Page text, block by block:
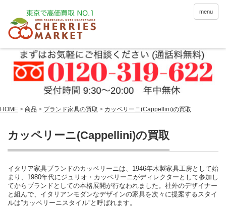
menu
HOME > 商品 > ブランド家具の買取 > カッペリーニ(Cappellini)の買取
カッペリーニ(Cappellini)の買取
イタリア家具ブランドのカッペリーニは、1946年木製家具工房として始
まり、1980年代にジュリオ・カッペリーニがディレクターとして参加し
てからブランドとしての本格展開が行なわれました。社外のデザイナー
と組んで、イタリアンモダンなデザインの家具を次々に提案するスタイ
ルは”カッペリーニスタイル”と呼ばれます。